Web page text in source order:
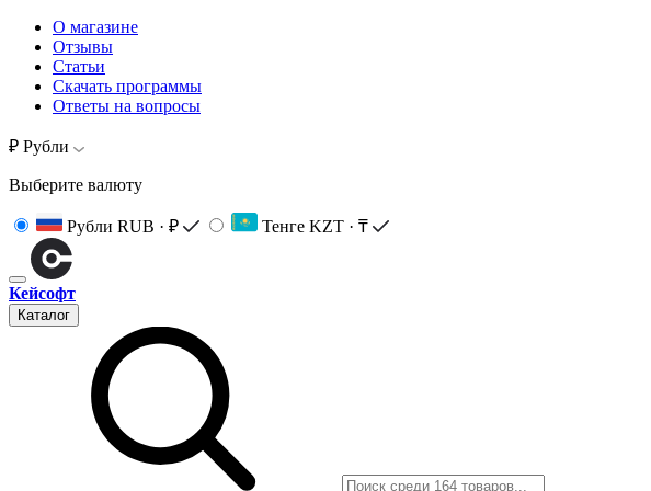
О магазине
Отзывы
Статьи
Скачать программы
Ответы на вопросы
₽ Рубли
Выберите валюту
Рубли RUB · ₽ Тенге KZT · ₸
Кейсофт
Каталог